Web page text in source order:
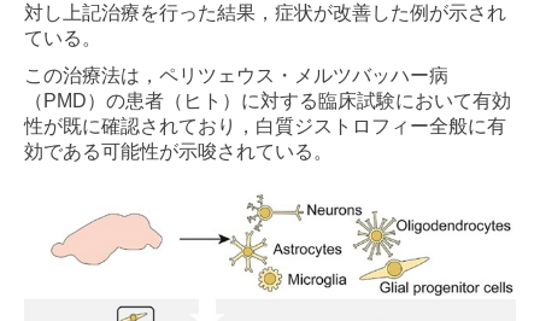
対し上記治療を行った結果，症状が改善した例が示され
ている。
この治療法は，ペリツェウス・メルツバッハー病
（PMD）の患者（ヒト）に対する臨床試験において有効
性が既に確認されており，白質ジストロフィー全般に有
効である可能性が示唆されている。